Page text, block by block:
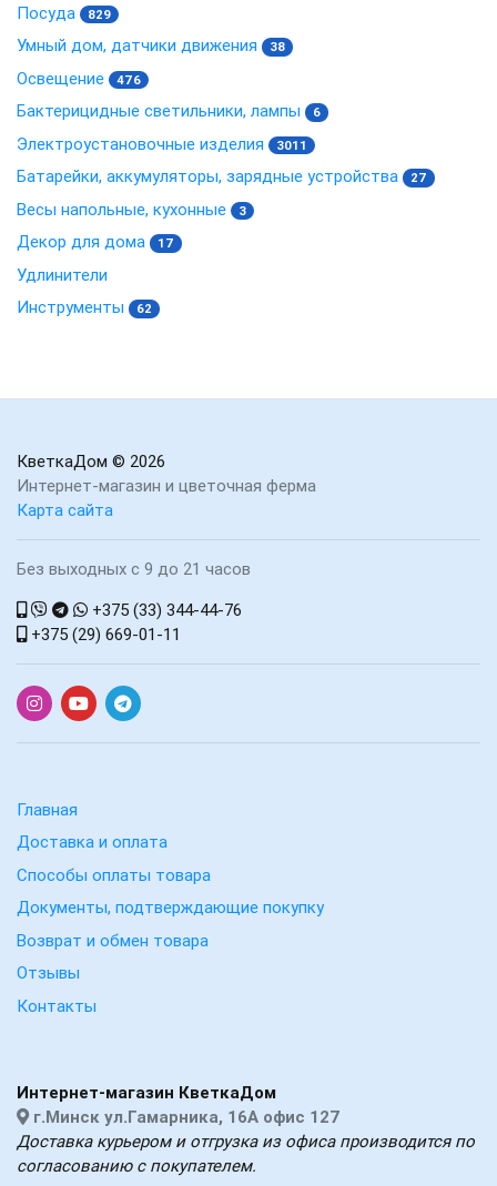
Посуда 829
Умный дом, датчики движения 38
Освещение 476
Бактерицидные светильники, лампы 6
Электроустановочные изделия 3011
Батарейки, аккумуляторы, зарядные устройства 27
Весы напольные, кухонные 3
Декор для дома 17
Удлинители
Инструменты
62
КветкаДом © 2026
Интернет-магазин и цветочная ферма
Карта сайта
Без выходных с 9 до 21 часов
+375 (33) 344-44-76
+375 (29) 669-01-11
Главная
Доставка и оплата
Способы оплаты товара
Документы, подтверждающие покупку
Возврат и обмен товара
Отзывы
Контакты
Интернет-магазин КветкаДом
г.Минск ул.Гамарника, 16А офис 127
Доставка курьером и отгрузка из офиса производится по
согласованию с покупателем.